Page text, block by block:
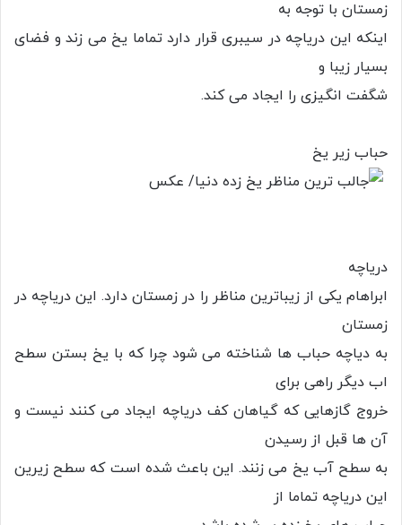
زمستان با توجه به
اینکه این دریاچه در سیبری قرار دارد تماما یخ می زند و فضای
بسیار زیبا و
شگفت انگیزی را ایجاد می کند.
حباب زیر یخ
دریاچه
ابراهام یکی از زیباترین مناظر را در زمستان دارد. این دریاچه در
زمستان
به دیاچه حباب ها شناخته می شود چرا که با یخ بستن سطح
اب دیگر راهی برای
خروج گازهایی که گیاهان کف دریاچه ایجاد می کنند نیست و
آن ها قبل از رسیدن
به سطح آب یخ می زنند. این باعث شده است که سطح زیرین
این دریاچه تماما از